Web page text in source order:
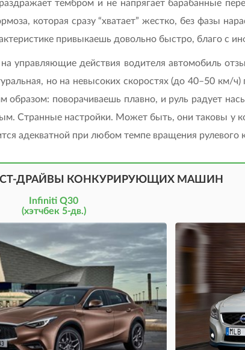
тембром и не напрягает барабанные
которая сразу “хватает” жестко, без фазы
привыкаешь довольно быстро, благо с
управляющие действия водителя автомобиль
но на невысоких скоростях (до 40–50 км/
образом: поворачиваешь плавно, и руль радует
Странные настройки. Может быть, они таковы у
адекватной при любом темпе вращения рулевого
ДРАЙВЫ КОНКУРИРУЮЩИХ МАШИН
Infiniti Q30
(хэтчбек 5-дв.)